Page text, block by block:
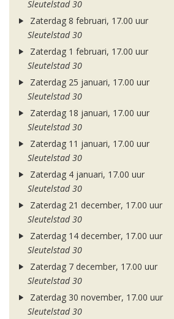
Sleutelstad 30
Zaterdag 8 februari, 17.00 uur
Sleutelstad 30
Zaterdag 1 februari, 17.00 uur
Sleutelstad 30
Zaterdag 25 januari, 17.00 uur
Sleutelstad 30
Zaterdag 18 januari, 17.00 uur
Sleutelstad 30
Zaterdag 11 januari, 17.00 uur
Sleutelstad 30
Zaterdag 4 januari, 17.00 uur
Sleutelstad 30
Zaterdag 21 december, 17.00 uur
Sleutelstad 30
Zaterdag 14 december, 17.00 uur
Sleutelstad 30
Zaterdag 7 december, 17.00 uur
Sleutelstad 30
Zaterdag 30 november, 17.00 uur
Sleutelstad 30